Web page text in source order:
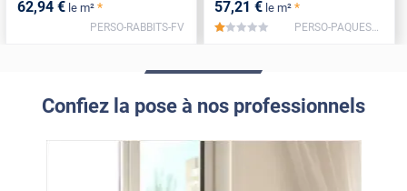
62,94 € le m² *
PERSO-RABBITS-FV
57,21 € le m² *
*****
PERSO-PAQUES2-FV
Confiez la pose à nos professionnels